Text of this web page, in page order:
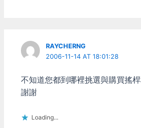
RAYCHERNG
2006-11-14 AT 18:01:28
不知道您都到哪裡挑選與購買搖
謝謝
Loading...